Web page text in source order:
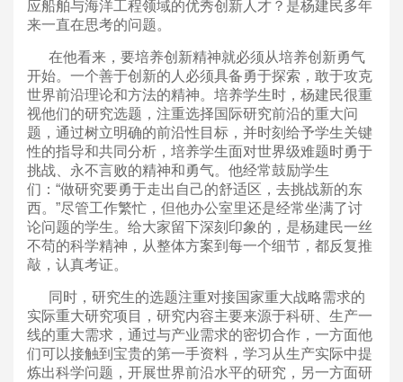
应船舶与海洋工程领域的优秀创新人才？是杨建民多年
来一直在思考的问题。
在他看来，要培养创新精神就必须从培养创新勇气
开始。一个善于创新的人必须具备勇于探索，敢于攻克
世界前沿理论和方法的精神。培养学生时，杨建民很重
视他们的研究选题，注重选择国际研究前沿的重大问
题，通过树立明确的前沿性目标，并时刻给予学生关键
性的指导和共同分析，培养学生面对世界级难题时勇于
挑战、永不言败的精神和勇气。他经常鼓励学生
们：“做研究要勇于走出自己的舒适区，去挑战新的东
西。”尽管工作繁忙，但他办公室里还是经常坐满了讨
论问题的学生。给大家留下深刻印象的，是杨建民一丝
不苟的科学精神，从整体方案到每一个细节，都反复推
敲，认真考证。
同时，研究生的选题注重对接国家重大战略需求的
实际重大研究项目，研究内容主要来源于科研、生产一
线的重大需求，通过与产业需求的密切合作，一方面他
们可以接触到宝贵的第一手资料，学习从生产实际中提
炼出科学问题，开展世界前沿水平的研究，另一方面研